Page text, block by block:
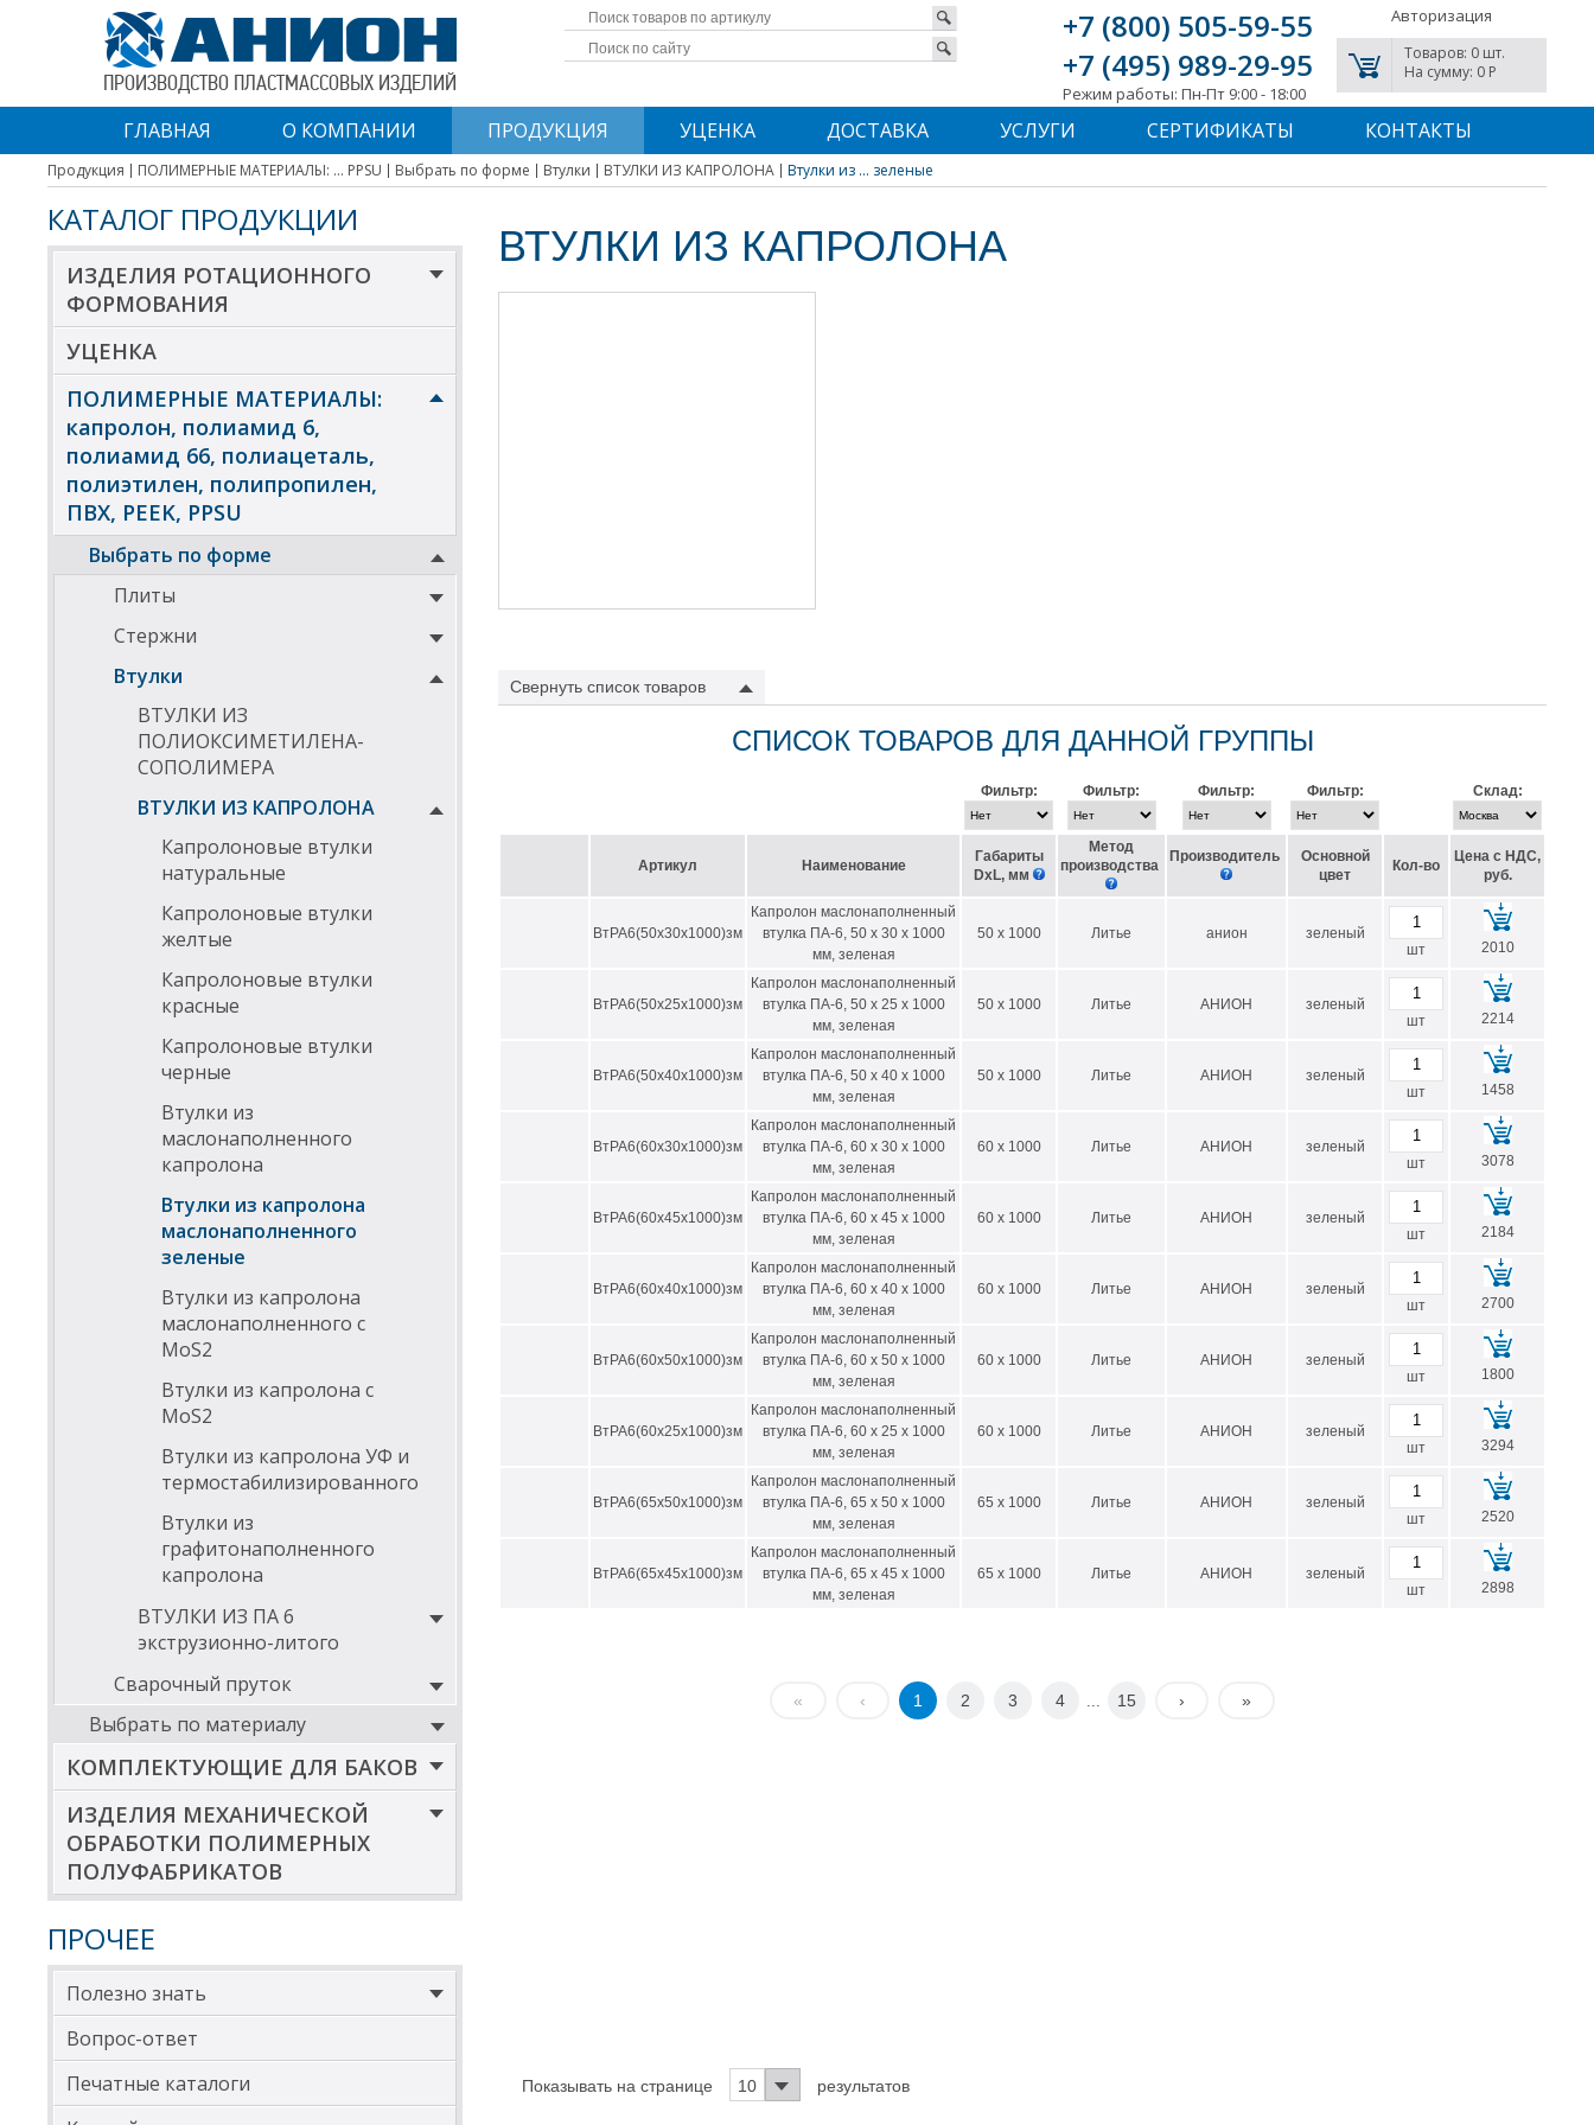
+7 (800) 505-59-55
+7 (495) 989-29-95
Режим работы: Пн-Пт 9:00 - 18:00
Авторизация
Товаров: 0 шт.
На сумму: 0 P
ПРОИЗВОДСТВО ПЛАСТМАССОВЫХ ИЗДЕЛИЙ
ГЛАВНАЯ О КОМПАНИИ ПРОДУКЦИЯ УЦЕНКА ДОСТАВКА УСЛУГИ СЕРТИФИКАТЫ КОНТАКТЫ
Продукция ПОЛИМЕРНЫЕ МАТЕРИАЛЫ: ... PPSU Выбрать по форме Втулки ВТУЛКИ ИЗ КАПРОЛОНА Втулки из ... зеленые
КАТАЛОГ ПРОДУКЦИИ
ИЗДЕЛИЯ РОТАЦИОННОГО
ФОРМОВАНИЯ
УЦЕНКА
ПОЛИМЕРНЫЕ МАТЕРИАЛЫ:
капролон, полиамид 6,
полиамид 66, полиацеталь,
полиэтилен, полипропилен,
ПВХ, PEEK, PPSU
Выбрать по форме
Плиты
Стержни
Втулки
ВТУЛКИ ИЗ
ПОЛИОКСИМЕТИЛЕНА-
СОПОЛИМЕРА
ВТУЛКИ ИЗ КАПРОЛОНА
Капролоновые втулки
натуральные
Капролоновые втулки
желтые
Капролоновые втулки
красные
Капролоновые втулки
черные
Втулки из
маслонаполненного
капролона
Втулки из капролона
маслонаполненного
зеленые
Втулки из капролона
маслонаполненного с
MoS2
Втулки из капролона с
MoS2
Втулки из капролона УФ и
термостабилизированного
Втулки из
графитонаполненного
капролона
ВТУЛКИ ИЗ ПА 6
экструзионно-литого
Сварочный пруток
Выбрать по материалу
КОМПЛЕКТУЮЩИЕ ДЛЯ БАКОВ
ИЗДЕЛИЯ МЕХАНИЧЕСКОЙ
ОБРАБОТКИ ПОЛИМЕРНЫХ
ПОЛУФАБРИКАТОВ
ПРОЧЕЕ
Полезно знать
Вопрос-ответ
Печатные каталоги
ВТУЛКИ ИЗ КАПРОЛОНА
Свернуть список товаров
СПИСОК ТОВАРОВ ДЛЯ ДАННОЙ ГРУППЫ
Фильтр: Фильтр: Фильтр: Фильтр: Склад:
Артикул Наименование
Габариты
DхL, мм
Метод
производства
Производитель
Основной
цвет
Кол-во
Цена с НДС,
руб.
ВтРА6(50х30х1000)зм
Капролон маслонаполненный
втулка ПА-6, 50 х 30 х 1000
мм, зеленая
50 x 1000 Литье анион
зеленый
шт
2010
ВтРА6(50х25х1000)зм
Капролон маслонаполненный
втулка ПА-6, 50 х 25 х 1000
мм, зеленая
50 x 1000 Литье АНИОН
зеленый
шт
2214
ВтРА6(50х40х1000)зм
Капролон маслонаполненный
втулка ПА-6, 50 х 40 х 1000
мм, зеленая
50 x 1000 Литье АНИОН
зеленый
шт
1458
ВтРА6(60х30х1000)зм
Капролон маслонаполненный
втулка ПА-6, 60 х 30 х 1000
мм, зеленая
60 x 1000 Литье АНИОН
зеленый
шт
3078
ВтРА6(60х45х1000)зм
Капролон маслонаполненный
втулка ПА-6, 60 х 45 х 1000
мм, зеленая
60 x 1000 Литье АНИОН
зеленый
шт
2184
ВтРА6(60х40х1000)зм
Капролон маслонаполненный
втулка ПА-6, 60 х 40 х 1000
мм, зеленая
60 x 1000 Литье АНИОН
зеленый
шт
2700
ВтРА6(60х50х1000)зм
Капролон маслонаполненный
втулка ПА-6, 60 х 50 х 1000
мм, зеленая
60 x 1000 Литье АНИОН
зеленый
шт
1800
ВтРА6(60х25х1000)зм
Капролон маслонаполненный
втулка ПА-6, 60 х 25 х 1000
мм, зеленая
60 x 1000 Литье АНИОН
зеленый
шт
3294
ВтРА6(65х50х1000)зм
Капролон маслонаполненный
втулка ПА-6, 65 х 50 х 1000
мм, зеленая
65 x 1000 Литье АНИОН
зеленый
шт
2520
ВтРА6(65х45х1000)зм
Капролон маслонаполненный
втулка ПА-6, 65 х 45 х 1000
мм, зеленая
65 x 1000 Литье АНИОН
зеленый
шт
2898
« ‹ 1 2 3 4 ... 15 › »
Показывать на странице 10 результатов